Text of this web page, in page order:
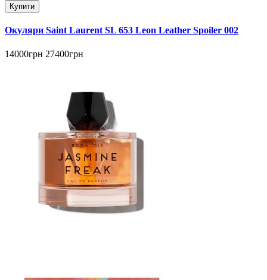
Купити
Окуляри Saint Laurent SL 653 Leon Leather Spoiler 002
14000грн 27400грн